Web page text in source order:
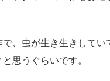
で、虫が生き生きしてい
思うぐらいです。